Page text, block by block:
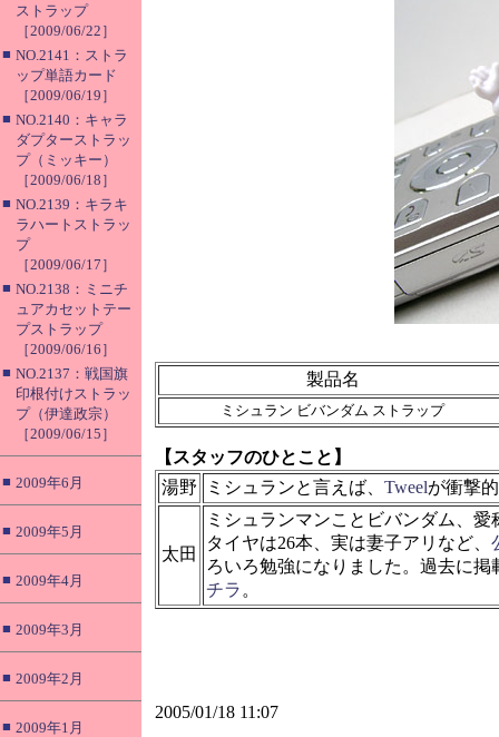
ストラップ
［2009/06/22］
■ NO.2141：ストラ
ップ単語カード
［2009/06/19］
■ NO.2140：キャラ
ダプターストラッ
プ（ミッキー）
［2009/06/18］
■ NO.2139：キラキ
ラハートストラッ
プ
［2009/06/17］
■ NO.2138：ミニチ
ュアカセットテー
プストラップ
［2009/06/16］
■ NO.2137：戦国旗
印根付けストラッ
プ（伊達政宗）
［2009/06/15］
■ 2009年6月
■ 2009年5月
■ 2009年4月
■ 2009年3月
■ 2009年2月
■ 2009年1月
製品名
ミシュラン ビバンダム ストラップ
【スタッフのひとこと】
湯野
ミシュランと言えば、 Tweelが衝撃
太田
ミシュランマンことビバンダム、
タイヤは26本、実は妻子アリなど、
ろいろ勉強になりました。過去に掲
チラ 。
2005/01/18 11:07